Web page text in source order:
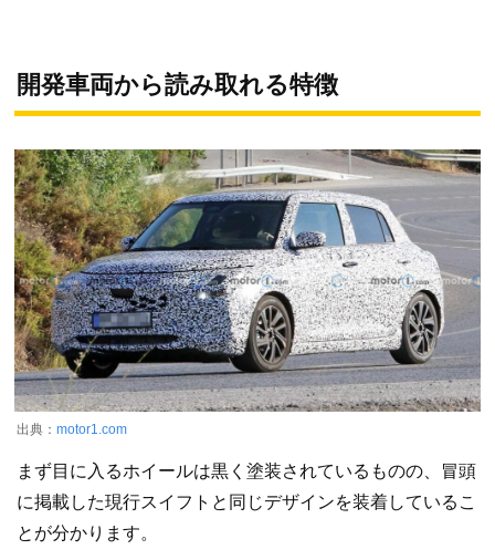
開発車両から読み取れる特徴
出典： motor1.com
まず目に入るホイールは黒く塗装されているものの、冒頭
に掲載した現行スイフトと同じデザインを装着しているこ
とが分かります。